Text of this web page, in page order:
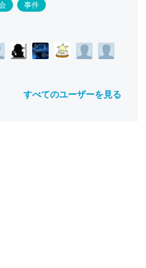
事件
すべてのユーザーを見る